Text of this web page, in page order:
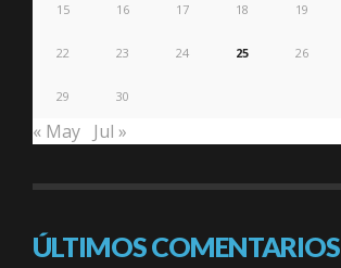
15 16 17 18 19
22 23 24 25 26
29 30
« May Jul »
ÚLTIMOS COMENTARIOS